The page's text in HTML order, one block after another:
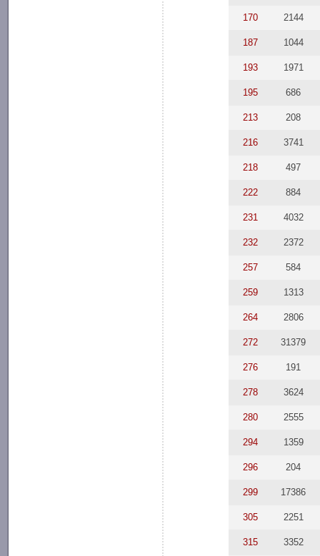
170 2144
187 1044
193 1971
195 686
213 208
216 3741
218 497
222 884
231 4032
232 2372
257 584
259 1313
264 2806
272 31379
276 191
278 3624
280 2555
294 1359
296 204
299 17386
305 2251
315 3352